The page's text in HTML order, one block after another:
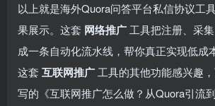
以上就是海外Quora问答平台私信协议工
果展示。这套 网络推广 工具把注册、采
成一条自动化流水线，帮你真正实现低成
这套 互联网推广 工具的其他功能感兴趣
写的《互联网推广怎么做？从Quora引流